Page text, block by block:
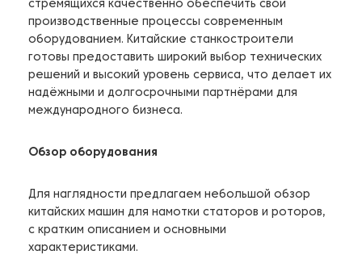
стремящихся качественно обеспечить свои
производственные процессы современным
оборудованием. Китайские станкостроители
готовы предоставить широкий выбор технических
решений и высокий уровень сервиса, что делает их
надёжными и долгосрочными партнёрами для
международного бизнеса.
Обзор оборудования
Для наглядности предлагаем небольшой обзор
китайских машин для намотки статоров и роторов,
с кратким описанием и основными
характеристиками.